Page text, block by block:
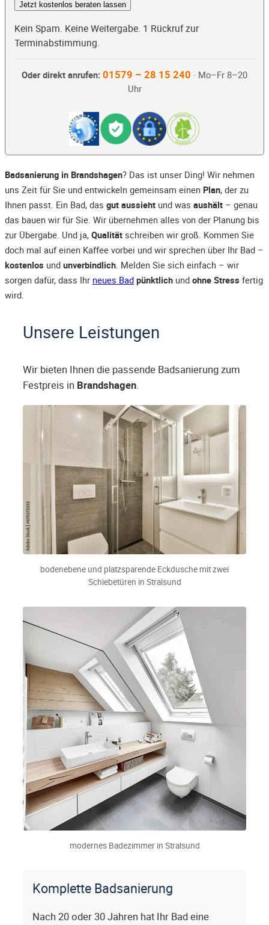
Jetzt kostenlos beraten lassen
Kein Spam. Keine Weitergabe. 1 Rückruf zur
Terminabstimmung.
Oder direkt anrufen: 01579 – 28 15 240 · Mo–Fr 8–20
Uhr
Badsanierung in Brandshagen? Das ist unser Ding! Wir nehmen
uns Zeit für Sie und entwickeln gemeinsam einen Plan, der zu
Ihnen passt. Ein Bad, das gut aussieht und was aushält – genau
das bauen wir für Sie. Wir übernehmen alles von der Planung bis
zur Übergabe. Und ja, Qualität schreiben wir groß. Kommen Sie
doch mal auf einen Kaffee vorbei und wir sprechen über Ihr Bad –
kostenlos und unverbindlich. Melden Sie sich einfach – wir
sorgen dafür, dass Ihr neues Bad pünktlich und ohne Stress fertig
wird.
Unsere Leistungen
Wir bieten Ihnen die passende Badsanierung zum
Festpreis in Brandshagen.
bodenebene und platzsparende Eckdusche mit zwei
Schiebetüren in Stralsund
modernes Badezimmer in Stralsund
Komplette Badsanierung
Nach 20 oder 30 Jahren hat Ihr Bad eine